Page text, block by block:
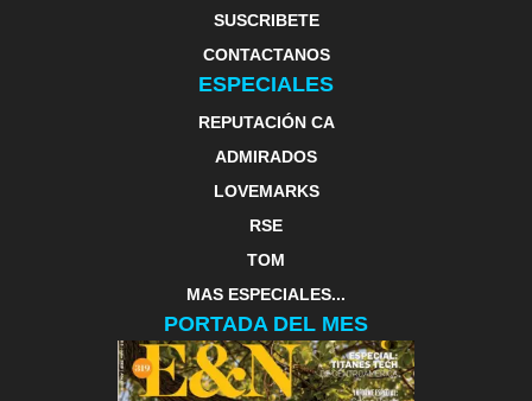
SUSCRIBETE
CONTACTANOS
ESPECIALES
REPUTACIÓN CA
ADMIRADOS
LOVEMARKS
RSE
TOM
MAS ESPECIALES...
PORTADA DEL MES